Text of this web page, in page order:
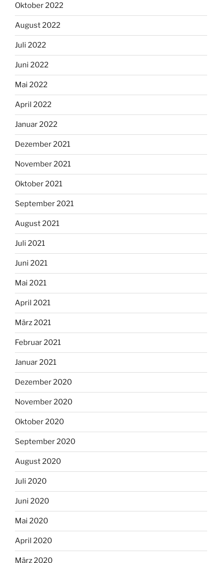
Oktober 2022
August 2022
Juli 2022
Juni 2022
Mai 2022
April 2022
Januar 2022
Dezember 2021
November 2021
Oktober 2021
September 2021
August 2021
Juli 2021
Juni 2021
Mai 2021
April 2021
März 2021
Februar 2021
Januar 2021
Dezember 2020
November 2020
Oktober 2020
September 2020
August 2020
Juli 2020
Juni 2020
Mai 2020
April 2020
März 2020